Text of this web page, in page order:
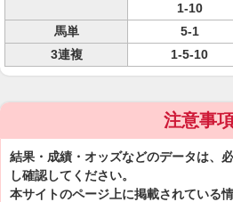
1-10
馬単
5-1
3連複
1-5-10
注意事
結果・成績・オッズなどのデータは、
し確認してください。
本サイトのページ上に掲載されている